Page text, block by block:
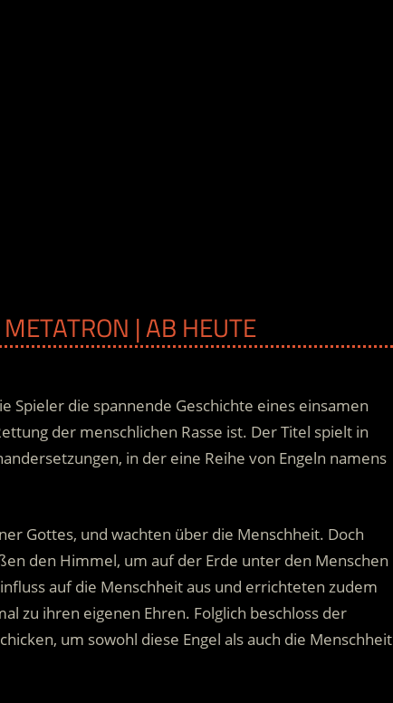
| AB HEUTE
Spieler die spannende Geschichte eines einsamen
der menschlichen Rasse ist. Der Titel spielt in
in der eine Reihe von Engeln namens
Gottes, und wachten über die Menschheit. Doch
den Himmel, um auf der Erde unter den Menschen
auf die Menschheit aus und errichteten zudem
zu ihren eigenen Ehren. Folglich beschloss der
um sowohl diese Engel als auch die Menschheit